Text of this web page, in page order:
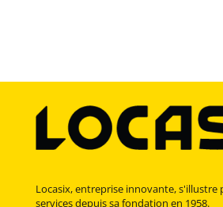
Locasix, entreprise innovante, s'illustre
services depuis sa fondation en 1958.